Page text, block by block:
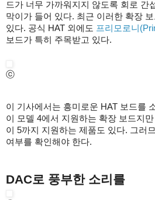
드가 너무 가까워지지 않도록 회로 간
막이가 들어 있다. 최근 이러한 확장
있다. 공식 HAT 외에도 프리모로니
보드가 특히 주목받고 있다.
ⓒ
이 기사에서는 흥미로운 HAT 보드를
이 모델 4에서 지원하는 확장 보드지
이 5까지 지원하는 제품도 있다. 그러
여부를 확인해야 한다.
DAC로 풍부한 소리를